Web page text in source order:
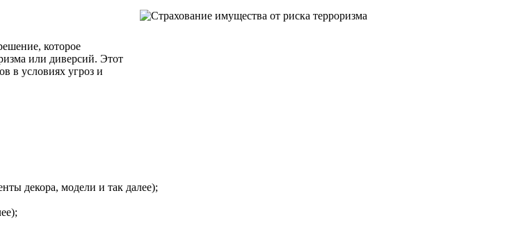
которое
или диверсий. Этот
в условиях угроз и
декора, модели и так далее);